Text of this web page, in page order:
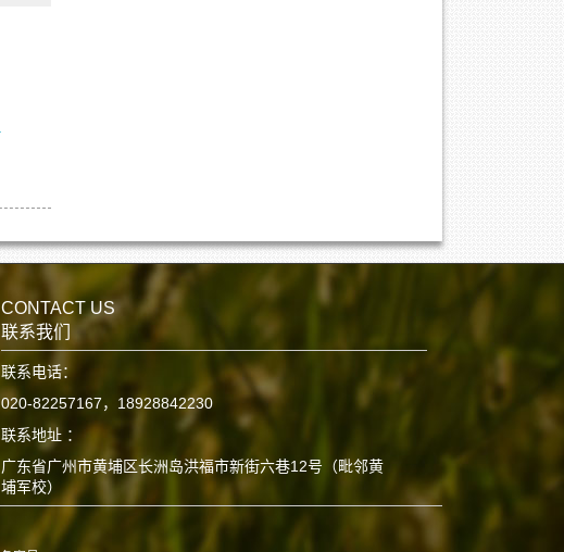
CONTACT US
联系我们
联系电话：
020-82257167，18928842230
联系地址 ：
广东省广州市黄埔区长洲岛洪福市新街六巷12号（毗邻黄
埔军校）